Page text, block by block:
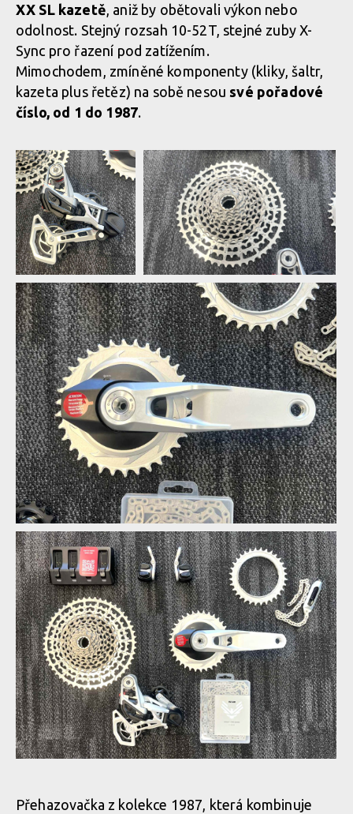
XX SL kazetě, aniž by obětovali výkon nebo
odolnost. Stejný rozsah 10-52T, stejné zuby X-
Sync pro řazení pod zatížením.
Mimochodem, zmíněné komponenty (kliky, šaltr,
kazeta plus řetěz) na sobě nesou své pořadové
číslo, od 1 do 1987.
Sram 1987 Eagle
Transmission
Collection
Sram 1987 Eagle
Transmission
Collection
Sram 1987 Eagle
Transmission
Collection
Sram 1987 Eagle Transmission
Collection
Sram 1987 Eagle Transmission
Collection
Sram 1987 Eagle Transmission
Collection
Sram 1987 Eagle Transmission Collection
Sram 1987 Eagle Transmission Collection
Sram 1987 Eagle Transmission Collection
Přehazovačka z kolekce 1987, která kombinuje